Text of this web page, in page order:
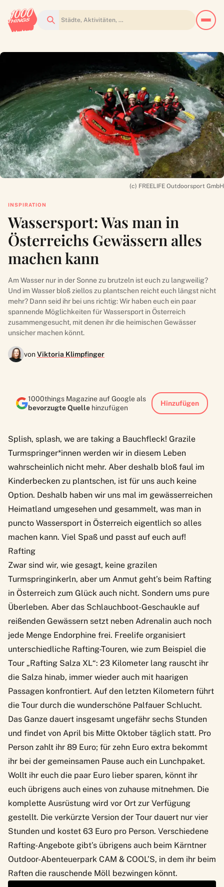
Suchen
(c) FREELIFE Outdoorsport GmbH
INSPIRATION
Wassersport: Was man in
Österreichs Gewässern alles
machen kann
Am Wasser nur in der Sonne zu brutzeln ist euch zu langweilig?
Und im Wasser bloß ziellos zu plantschen reicht euch längst nicht
mehr? Dann seid ihr bei uns richtig: Wir haben euch ein paar
spannende Möglichkeiten für Wassersport in Österreich
zusammengesucht, mit denen ihr die heimischen Gewässer
unsicher machen könnt.
vonViktoria Klimpfinger
1000things Magazine auf Google als
bevorzugte Quelle hinzufügen
Hinzufügen
Splish, splash, we are taking a Bauchfleck! Grazile
Turmspringer*innen werden wir in diesem Leben
wahrscheinlich nicht mehr. Aber deshalb bloß faul im
Kinderbecken zu plantschen, ist für uns auch keine
Option. Deshalb haben wir uns mal im gewässerreichen
Heimatland umgesehen und gesammelt, was man in
puncto Wassersport in Österreich eigentlich so alles
machen kann. Viel Spaß und passt auf euch auf!
Rafting
Zwar sind wir, wie gesagt, keine grazilen
Turmspringinkerln, aber um Anmut geht’s beim Rafting
in Österreich zum Glück auch nicht. Sondern ums pure
Überleben. Aber das Schlauchboot-Geschaukle auf
reißenden Gewässern setzt neben Adrenalin auch noch
jede Menge Endorphine frei. Freelife organisiert
unterschiedliche Rafting-Touren, wie zum Beispiel die
Tour „Rafting Salza XL“: 23 Kilometer lang rauscht ihr
die Salza hinab, immer wieder auch mit haarigen
Passagen konfrontiert. Auf den letzten Kilometern führt
die Tour durch die wunderschöne Palfauer Schlucht.
Das Ganze dauert insgesamt ungefähr sechs Stunden
und findet von April bis Mitte Oktober täglich statt. Pro
Person zahlt ihr 89 Euro; für zehn Euro extra bekommt
ihr bei der gemeinsamen Pause auch ein Lunchpaket.
Wollt ihr euch die paar Euro lieber sparen, könnt ihr
euch übrigens auch eines von zuhause mitnehmen. Die
komplette Ausrüstung wird vor Ort zur Verfügung
gestellt. Die verkürzte Version der Tour dauert nur vier
Stunden und kostet 63 Euro pro Person. Verschiedene
Rafting-Angebote gibt’s übrigens auch beim Kärntner
Outdoor-Abenteuerpark CAM & COOL’S, in dem ihr beim
Raften die rauschende Möll bezwingen könnt.